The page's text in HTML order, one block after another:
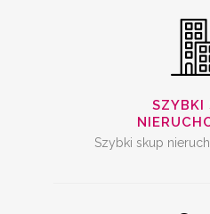
SZYBKI
Szybki skup
SKUP